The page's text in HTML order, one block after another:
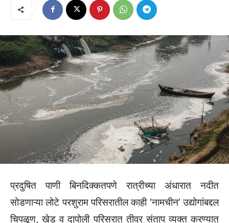
प्रदुषित पाणी बिनदिक्कतपणे रात्रीच्या अंधारात नदीत
सोडणाऱ्या लोटे परशुराम परिसरातील काही ‘नामचीन’ उद्योगांबद्दल
चिपळूण, खेड व दापोली परिसरात तीव्र संताप व्यक्त करण्यात